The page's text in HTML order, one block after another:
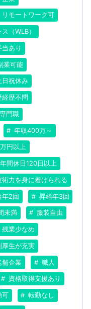
リモートワーク可
（WLB）
あり
業可能
日祝休み
経歴不問
専門職
年収400万～
円以上
年間休日120日以上
術力を身に着けられる
年2回 昇給年3回
未満 服装自由
残業少なめ
厚生が充実
舗企業 職人
資格取得支援あり
可 転勤なし